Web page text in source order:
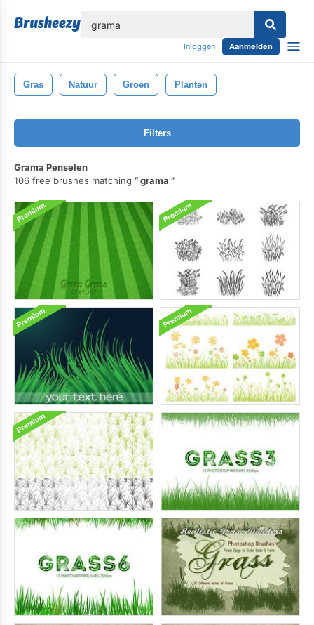
Inloggen Aanmelden
Gras Natuur Groen Planten
Filters
Grama Penselen
106 free brushes matching
grama